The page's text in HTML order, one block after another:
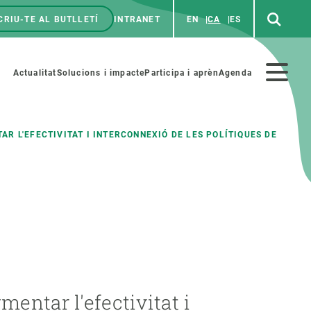
TE AL BUTLLETÍ INTRANET EN CA ES
Menú
secundario
ActualitatSolucions i impacteParticipa i aprènAgenda
L'EFECTIVITAT I INTERCONNEXIÓ DE LES POLÍTIQUES DE
l'efectivitat i
Notícies